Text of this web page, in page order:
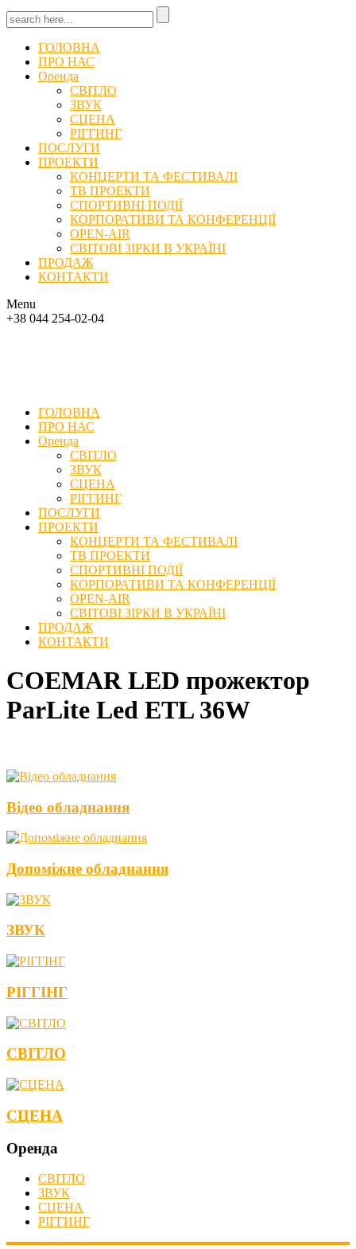
ГОЛОВНА
ПРО НАС
Оренда
СВІТЛО
ЗВУК
СЦЕНА
РІГГИНГ
ПОСЛУГИ
ПРОЕКТИ
КОНЦЕРТИ ТА ФЕСТИВАЛІ
ТВ ПРОЕКТИ
СПОРТИВНІ ПОДІЇ
КОРПОРАТИВИ ТА КОНФЕРЕНЦІЇ
OPEN-AIR
СВІТОВІ ЗІРКИ В УКРАЇНІ
ПРОДАЖ
КОНТАКТИ
Menu
+38 044 254-02-04
ГОЛОВНА
ПРО НАС
Оренда
СВІТЛО
ЗВУК
СЦЕНА
РІГГИНГ
ПОСЛУГИ
ПРОЕКТИ
КОНЦЕРТИ ТА ФЕСТИВАЛІ
ТВ ПРОЕКТИ
СПОРТИВНІ ПОДІЇ
КОРПОРАТИВИ ТА КОНФЕРЕНЦІЇ
OPEN-AIR
СВІТОВІ ЗІРКИ В УКРАЇНІ
ПРОДАЖ
КОНТАКТИ
COEMAR LED прожектор
ParLite Led ETL 36W
Відео обладнання
Допоміжне обладнання
ЗВУК
РІГГІНГ
СВІТЛО
СЦЕНА
Оренда
СВІТЛО
ЗВУК
СЦЕНА
РІГГИНГ